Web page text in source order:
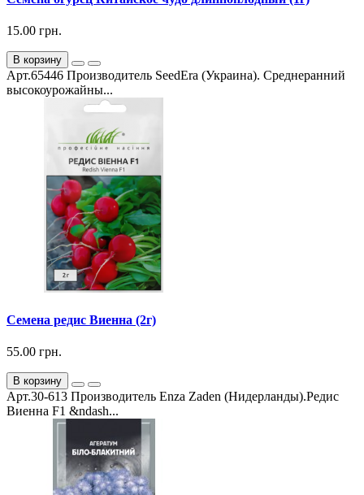
15.00 грн.
В корзину
Арт.65446 Производитель SeedEra (Украина). Среднеранний
высокоурожайны...
Семена редис Виенна (2г)
55.00 грн.
В корзину
Арт.30-613 Производитель Enza Zaden (Нидерланды).Редис
Виенна F1 &ndash...